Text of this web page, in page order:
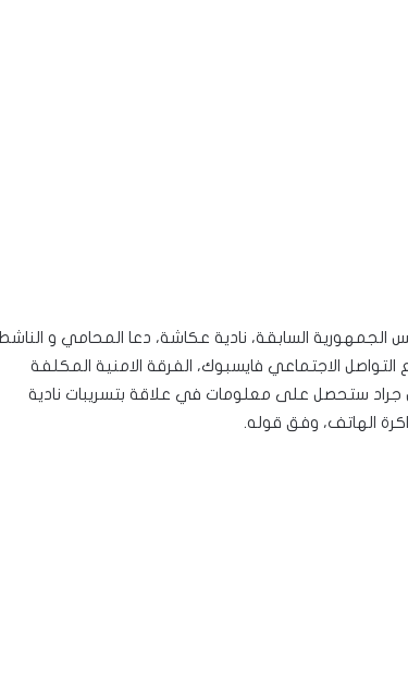
السابقة، نادية عكاشة، دعا المحامي و الناشط
الاجتماعي فايسبوك، الفرقة الامنية المكلفة
جراد ستحصل على معلومات في علاقة بتسريبات نادية
الهاتف، وفق قوله.